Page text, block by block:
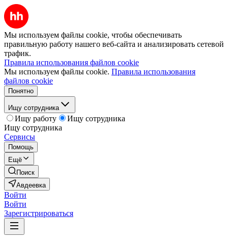
Мы используем файлы cookie, чтобы обеспечивать
правильную работу нашего веб-сайта и анализировать сетевой
трафик.
Правила использования файлов cookie
Мы используем файлы cookie. Правила использования
файлов cookie
Понятно
Ищу сотрудника
Ищу работу
Ищу сотрудника
Ищу сотрудника
Сервисы
Помощь
Ещё
Поиск
Авдеевка
Войти
Войти
Зарегистрироваться